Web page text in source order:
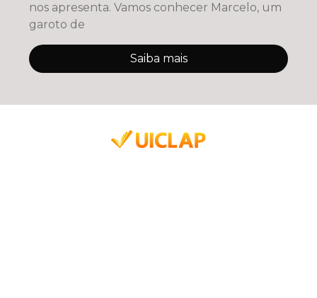
nos apresenta. Vamos conhecer Marcelo, um
garoto de
Saiba mais